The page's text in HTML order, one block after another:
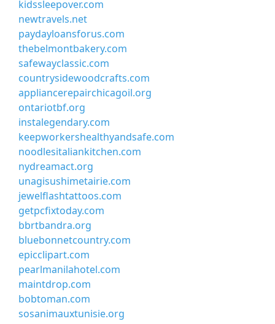
kidssleepover.com
newtravels.net
paydayloansforus.com
thebelmontbakery.com
safewayclassic.com
countrysidewoodcrafts.com
appliancerepairchicagoil.org
ontariotbf.org
instalegendary.com
keepworkershealthyandsafe.com
noodlesitaliankitchen.com
nydreamact.org
unagisushimetairie.com
jewelflashtattoos.com
getpcfixtoday.com
bbrtbandra.org
bluebonnetcountry.com
epicclipart.com
pearlmanilahotel.com
maintdrop.com
bobtoman.com
sosanimauxtunisie.org